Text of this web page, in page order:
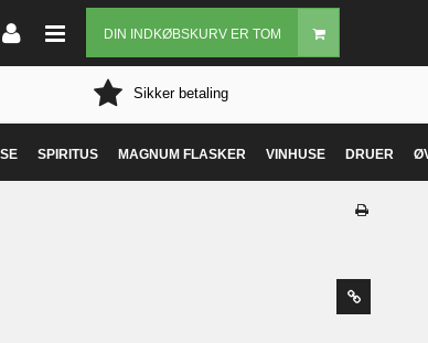
DIN INDKØBSKURV ER TOM
Sikker betaling
SPIRITUS MAGNUM FLASKER VINHUSE DRUER